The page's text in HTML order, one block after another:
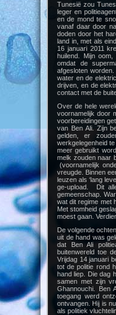
Tunesië zou
leger en
en de mond te
vanaf daar door
doden door het
land in, met als
16 januari 2011
huilend. Mijn
omdat de
afgesloten
water en de
drijven, en de
contact met de
Over de hele
voornamelijk door
voorbereidingen
van Ben Ali. Zijn
gelden, er
werkgelegenheid
meer gebruikt
melk zouden naar
(voornamelijk
vreugde. Binnen
leuzen als ‘lang
ge-upload. Dit
gemeenschap.
wat dit regime met
Met stomheid
moest gaan.
De volgende
uit de hand was
dat Ben Ali
buitenwereld toe
Vrijdag 14 januari
tot de politie rond
hand liep. Die dag
samen met zijn
Ghannouchi. Ben
toegang werd
ontvangen. Hij is
als politiek